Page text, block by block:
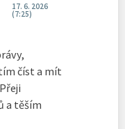
17. 6. 2026
(7:25)
číst a mít
a těším